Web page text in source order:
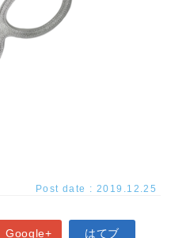
Post date : 2019.12.25
Google+ はてブ